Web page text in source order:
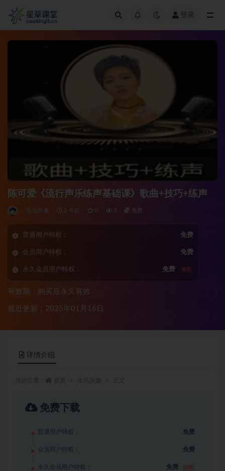
登录
陈可爱《流行声乐练声基础课》歌曲+技巧+练声
生活兴趣 2 年前 0 3 免费
普通用户特权： 免费
会员用户特权： 免费
永久会员用户特权： 免费 推荐
有效期：购买后永久有效
最近更新：2025年01月16日
详情介绍
免费下载
普通用户特权： 免费
会员用户特权： 免费
永久会员用户特权： 免费